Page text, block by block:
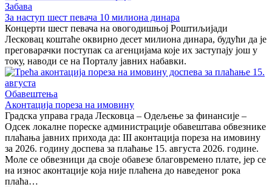
Забава
За наступ шест певача 10 милиона динара
Концерти шест певача на овогодишњој Роштиљијади
Лесковац коштаће оквирно десет милиона динара, будући да је
преговарачки поступак са агенцијама које их заступају још у
току, наводи се на Порталу јавних набавки.
Обавештења
Аконтација пореза на имовину
Градска управа града Лесковца – Одељење за финансије –
Одсек локалне пореске администрације обавештава обвезнике
плаћања јавних прихода да: III аконтација пореза на имовину
за 2026. годину доспева за плаћање 15. августа 2026. године.
Моле се обвезници да своје обавезе благовремено плате, јер се
на износ аконтације која није плаћена до наведеног рока
плаћа…